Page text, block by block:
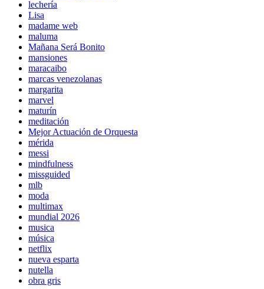
lechería
Lisa
madame web
maluma
Mañana Será Bonito
mansiones
maracaibo
marcas venezolanas
margarita
marvel
maturín
meditación
Mejor Actuación de Orquesta
mérida
messi
mindfulness
missguided
mlb
moda
multimax
mundial 2026
musica
música
netflix
nueva esparta
nutella
obra gris